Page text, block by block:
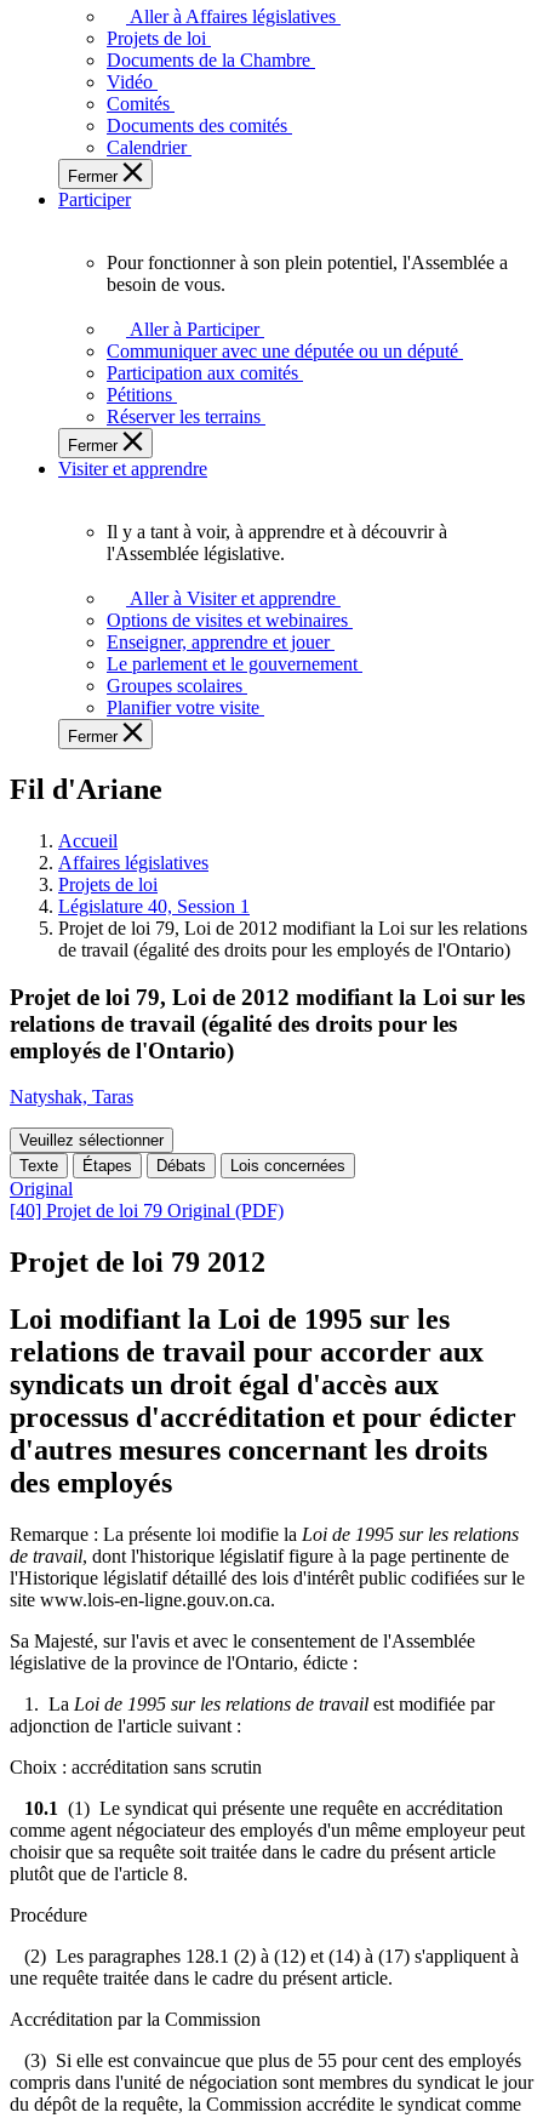
adopte
touchent
des
Ontariennes
et
Aller à Affaires législatives
Projets de loi
Documents de la Chambre
Vidéo
Comités
Documents des comités
Calendrier
Fermer
Participer
plein
potentiel,
l'Assemblée
a
besoin
de
Pour fonctionner à son plein potentiel, l'Assemblée a
besoin de vous.
Aller à Participer
Communiquer avec une députée ou un député
Participation aux comités
Pétitions
Réserver les terrains
Fermer
Visiter et apprendre
voir,
apprendre
et
à
à
législative.
Il y a tant à voir, à apprendre et à découvrir à
l'Assemblée législative.
Aller à Visiter et apprendre
Options de visites et webinaires
Enseigner, apprendre et jouer
Le parlement et le gouvernement
Groupes scolaires
Planifier votre visite
Fermer
Fil d'Ariane
Accueil
Affaires législatives
Projets de loi
Législature 40, Session 1
Projet de loi 79, Loi de 2012 modifiant la Loi sur les relations
de travail (égalité des droits pour les employés de l'Ontario)
Projet de loi 79, Loi de 2012 modifiant la Loi sur les
relations de travail (égalité des droits pour les
employés de l'Ontario)
Natyshak, Taras
Veuillez sélectionner
Texte
Étapes Débats Lois concernées
Original
[40] Projet de loi 79 Original (PDF)
Projet de loi 79 2012
Loi modifiant la Loi de 1995 sur les
relations de travail pour accorder aux
syndicats un droit égal d'accès aux
processus d'accréditation et pour édicter
d'autres mesures concernant les droits
des employés
Remarque : La présente loi modifie la Loi de 1995 sur les relations
de travail, dont l'historique législatif figure à la page pertinente de
l'Historique législatif détaillé des lois d'intérêt public codifiées sur le
site www.lois-en-ligne.gouv.on.ca.
Sa Majesté, sur l'avis et avec le consentement de l'Assemblée
législative de la province de l'Ontario, édicte :
1. La Loi de 1995 sur les relations de travail est modifiée par
adjonction de l'article suivant :
Choix : accréditation sans scrutin
10.1 (1) Le syndicat qui présente une requête en accréditation
comme agent négociateur des employés d'un même employeur peut
choisir que sa requête soit traitée dans le cadre du présent article
plutôt que de l'article 8.
Procédure
(2) Les paragraphes 128.1 (2) à (12) et (14) à (17) s'appliquent à
une requête traitée dans le cadre du présent article.
Accréditation par la Commission
(3) Si elle est convaincue que plus de 55 pour cent des employés
compris dans l'unité de négociation sont membres du syndicat le jour
du dépôt de la requête, la Commission accrédite le syndicat comme